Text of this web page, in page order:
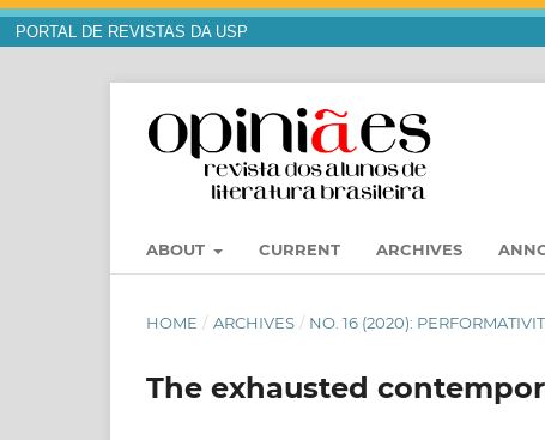
PORTAL DE REVISTAS DA USP
ABOUT CURRENT ARCHIVES
HOME / ARCHIVES / NO. 16 (2020):
The exhausted